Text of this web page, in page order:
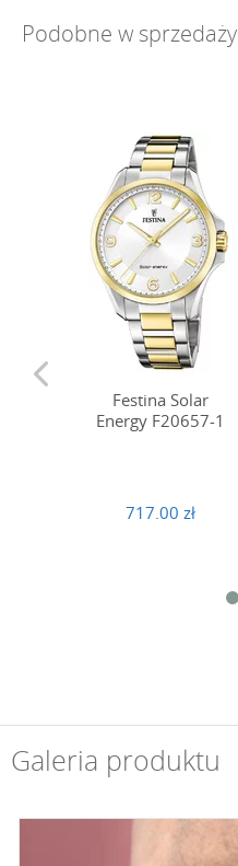
Podobne w sprzedaży
Festina Solar
Energy F20657-1
717.00 zł
Galeria produktu